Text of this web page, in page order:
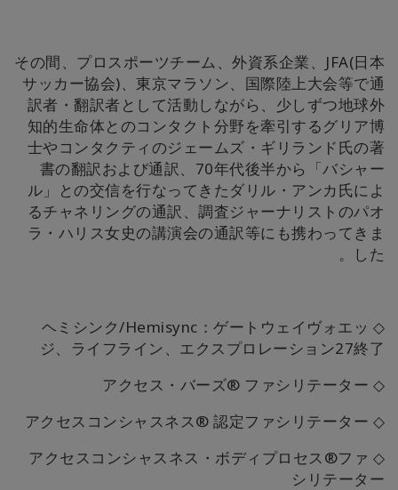
その間、プロスポーツチーム、外資系企業、JFA(日本
サッカー協会)、東京マラソン、国際陸上大会等で通
訳者・翻訳者として活動しながら、少しずつ地球外
知的生命体とのコンタクト分野を牽引するグリア博
士やコンタクティのジェームズ・ギリランド氏の著
書の翻訳および通訳、70年代後半から「バシャー
ル」との交信を行なってきたダリル・アンカ氏によ
るチャネリングの通訳、調査ジャーナリストのパオ
ラ・ハリス女史の講演会の通訳等にも携わってきま
した。
◇ ヘミシンク/Hemisync：ゲートウェイヴォエッ
ジ、ライフライン、エクスプロレーション27終了
◇ アクセス・バーズ® ファシリテーター
◇ アクセスコンシャスネス® 認定ファシリテーター
◇ アクセスコンシャスネス・ボディプロセス®ファ
シリテーター